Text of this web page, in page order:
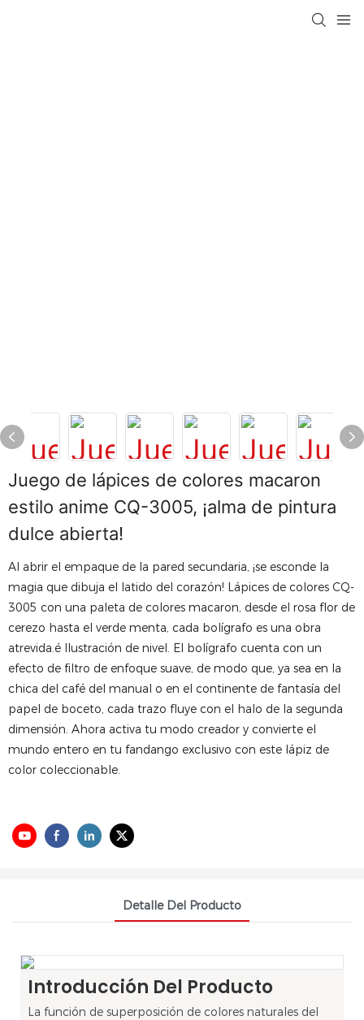
Juego de lápices de colores macaron
estilo anime CQ-3005, ¡alma de pintura
dulce abierta!
Al abrir el empaque de la pared secundaria, ¡se esconde la
magia que dibuja el latido del corazón! Lápices de colores CQ-
3005 con una paleta de colores macaron, desde el rosa flor de
cerezo hasta el verde menta, cada bolígrafo es una obra
atrevida.é Ilustración de nivel. El bolígrafo cuenta con un
efecto de filtro de enfoque suave, de modo que, ya sea en la
chica del café del manual o en el continente de fantasía del
papel de boceto, cada trazo fluye con el halo de la segunda
dimensión. Ahora activa tu modo creador y convierte el
mundo entero en tu fandango exclusivo con este lápiz de
color coleccionable.
Detalle Del Producto
Introducción Del Producto
La función de superposición de colores naturales del